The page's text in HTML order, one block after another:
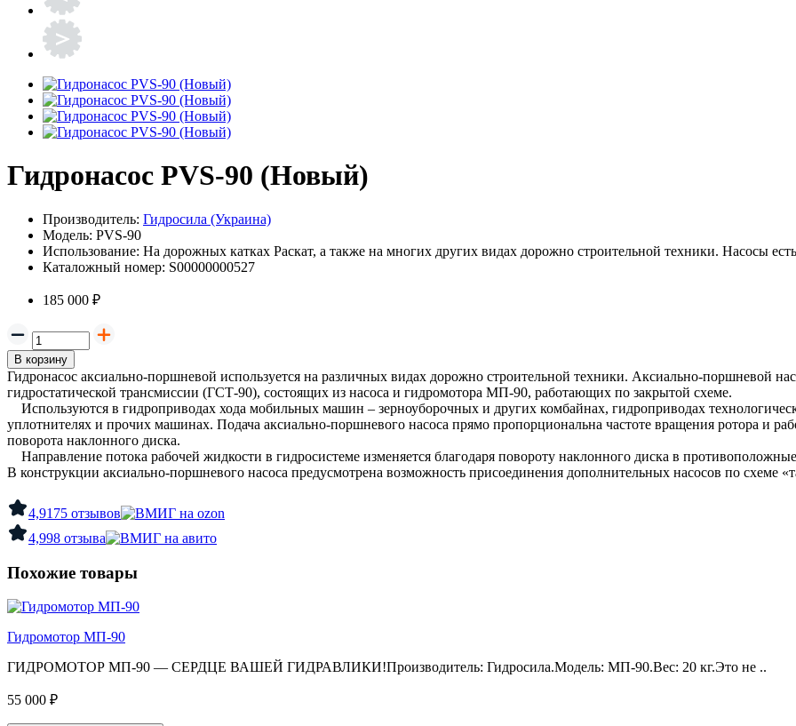
Гидронасос PVS-90 (Новый)
Производитель: Гидросила (Украина)
Модель: PVS-90
Использование: На дорожных катках Раскат, а также на многих других видах дорожно строительной техники. Насосы
Каталожный номер: S00000000527
185 000 ₽
В корзину
Гидронасос аксиально-поршневой используется на различных видах дорожно строительной техники. Аксиально-поршневой
гидростатической трансмиссии (ГСТ-90), состоящих из насоса и гидромотора МП-90, работающих по закрытой схеме.
Используются в гидроприводах хода мобильных машин – зерноуборочных и других комбайнах, гидроприводах
уплотнителях и прочих машинах. Подача аксиально-поршневого насоса прямо пропорциональна частоте вращения ротора и
поворота наклонного диска.
Направление потока рабочей жидкости в гидросистеме изменяется благодаря повороту наклонного диска в
В конструкции аксиально-поршневого насоса предусмотрена возможность присоединения дополнительных насосов по схеме
4,9175 отзывов
4,998 отзыва
Похожие товары
Гидромотор МП-90
ГИДРОМОТОР МП-90 — СЕРДЦЕ ВАШЕЙ ГИДРАВЛИКИ!Производитель: Гидросила.Модель: МП-90.Вес: 20 кг.Это не ..
55 000 ₽